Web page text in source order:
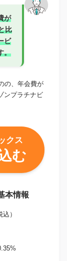
が
比
ビ
。
の、年会費が
ンプラチナビ
クス
む
本情報
）